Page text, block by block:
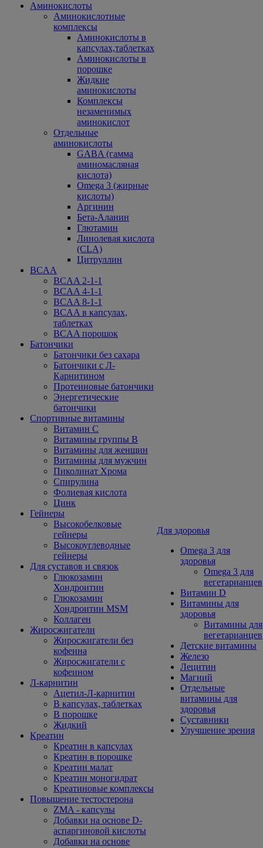
Аминокислоты
Аминокислотные
комплексы
Аминокислоты в
капсулах,таблетках
Аминокислоты в
порошке
Жидкие
аминокислоты
Комплексы
незаменимых
аминокислот
Отдельные
аминокислоты
GABA (гамма
аминомасляная
кислота)
Omega 3 (жирные
кислоты)
Аргинин
Бета-Аланин
Глютамин
Линолевая кислота
(CLA)
Цитруллин
BCAA
BCAA 2-1-1
BCAA 4-1-1
BCAA 8-1-1
BCAA в капсулах,
таблетках
BCAA порошок
Батончики
Батончики без сахара
Батончики с Л-
Карнитином
Протеиновые батончики
Энергетические
батончики
Спортивные витамины
Витамин С
Витамины группы В
Витамины для женщин
Витамины для мужчин
Пиколинат Хрома
Спирулина
Фолиевая кислота
Цинк
Гейнеры
Высокобелковые
гейнеры
Высокоуглеводные
гейнеры
Для суставов и связок
Глюкозамин
Хондроитин
Глюкозамин
Хондроитин MSM
Коллаген
Жиросжигатели
Жиросжигатели без
кофеина
Жиросжигатели с
кофеином
Л-карнитин
Ацетил-Л-карнитин
В капсулах, таблетках
В порошке
Жидкий
Креатин
Креатин в капсулах
Креатин в порошке
Креатин малат
Креатин моногидрат
Креатиновые комплексы
Повышение тестостерона
ZMA - капсулы
Добавки на основе D-
аспаргиновой кислоты
Добавки на основе
Для здоровья
Omega 3 для
здоровья
Omega 3 для
вегетарианцев
Витамин D
Витамины для
здоровья
Витамины для
вегетарианцев
Детские витамины
Железо
Лецитин
Магний
Отдельные
витамины для
здоровья
Суставники
Улучшение зрения